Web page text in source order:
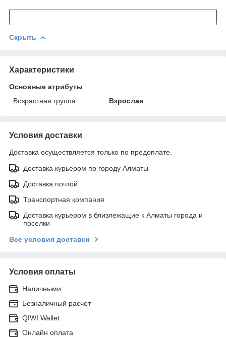
Скрыть
Характеристики
Основные атрибуты
Возрастная группа
Взрослая
Условия доставки
Доставка осуществляется только по предоплате.
Доставка курьером по городу Алматы
Доставка почтой
Транспортная компания
Доставка курьером в близлежащие к Алматы города и
поселки
Все условия доставки
Условия оплаты
Наличными
Безналичный расчет
QIWI Wallet
Онлайн оплата